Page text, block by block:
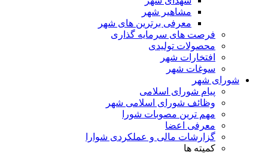
مشاهیر شهر
معرفی برترین های شهر
فرصت های سرمایه گذاری
محصولات تولیدی
افتخارات شهر
سوغات شهر
شورای شهر
پیام شورای اسلامی
وظائف شورای اسلامی شهر
مهم ترین مصوبات شورا
معرفی اعضا
گزارشات مالی و عملکردی شوارا
کمیته ها